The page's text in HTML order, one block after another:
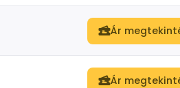
Ár
Ár